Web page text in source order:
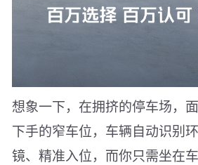
想象一下，在拥挤的停车场，
下手的窄车位，车辆自动识别
镜、精准入位，而你只需坐在